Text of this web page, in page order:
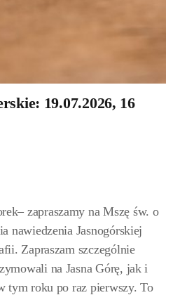
19.07.2026, 16
zapraszamy na Mszę św. o
nawiedzenia Jasnogórskiej
Zapraszam szczególnie
na Jasna Górę, jak i
tym roku po raz pierwszy. To